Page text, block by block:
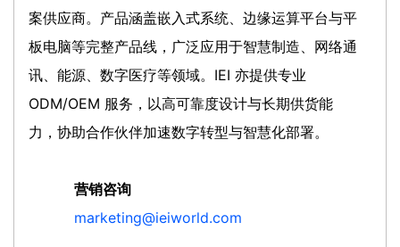
案供应商。产品涵盖嵌入式系统、边缘运算平台与平
板电脑等完整产品线，广泛应用于智慧制造、网络通
讯、能源、数字医疗等领域。IEI 亦提供专业
ODM/OEM 服务，以高可靠度设计与长期供货能
力，协助合作伙伴加速数字转型与智慧化部署。
营销咨询
marketing@ieiworld.com